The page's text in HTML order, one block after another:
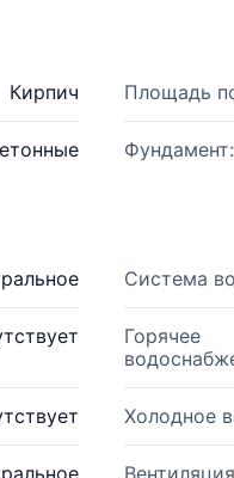
Кирпич Площадь
Фундамент:
Система
Горячее
Холодное